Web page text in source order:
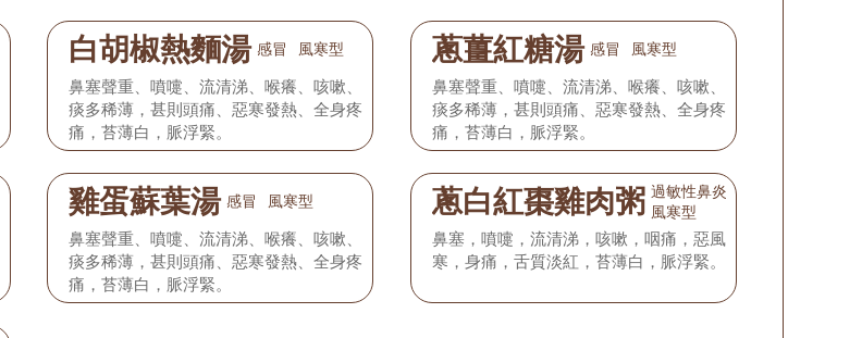
白胡椒熱麵湯 感冒 風寒型
鼻塞聲重、噴嚏、流清涕、喉癢、咳嗽、
痰多稀薄，甚則頭痛、惡寒發熱、全身疼
痛，苔薄白，脈浮緊。
蔥薑紅糖湯 感冒 風寒型
鼻塞聲重、噴嚏、流清涕、喉癢、咳嗽、
痰多稀薄，甚則頭痛、惡寒發熱、全身疼
痛，苔薄白，脈浮緊。
雞蛋蘇葉湯 感冒 風寒型
鼻塞聲重、噴嚏、流清涕、喉癢、咳嗽、
痰多稀薄，甚則頭痛、惡寒發熱、全身疼
痛，苔薄白，脈浮緊。
蔥白紅棗雞肉粥 過敏性鼻炎
風寒型
鼻塞，噴嚏，流清涕，咳嗽，咽痛，惡風
寒，身痛，舌質淡紅，苔薄白，脈浮緊。